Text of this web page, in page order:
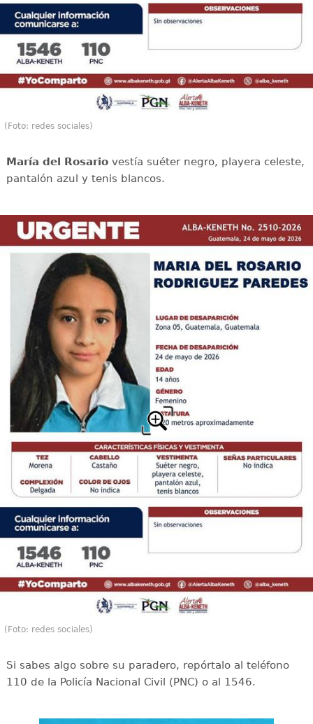
(Foto: redes sociales)
María del Rosariovestía suéter negro, playera celeste,
pantalón azul y tenis blancos.
(Foto: redes sociales)
Si sabes algo sobre su paradero, repórtalo al teléfono
110 de la Policía Nacional Civil (PNC) o al 1546.